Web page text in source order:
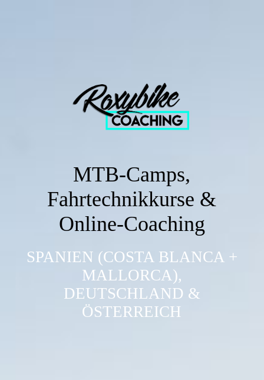
MTB-Camps,
Fahrtechnikkurse &
Online-Coaching
SPANIEN (COSTA BLANCA +
MALLORCA),
DEUTSCHLAND &
ÖSTERREICH